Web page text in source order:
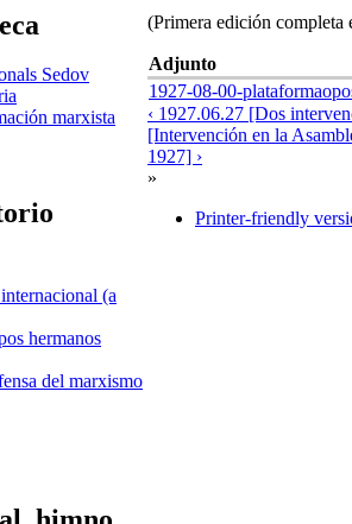
Sedov
marxista
(a
hermanos
del marxismo
(Primera edición completa
Adjunto
1927-08-00-
‹ 1927.06.27 [Dos
[Intervención en la
1927] ›
»
Printer-friendly